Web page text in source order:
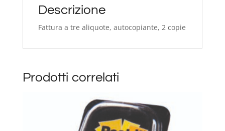
Descrizione
Fattura a tre aliquote, autocopiante, 2 copie
Prodotti correlati